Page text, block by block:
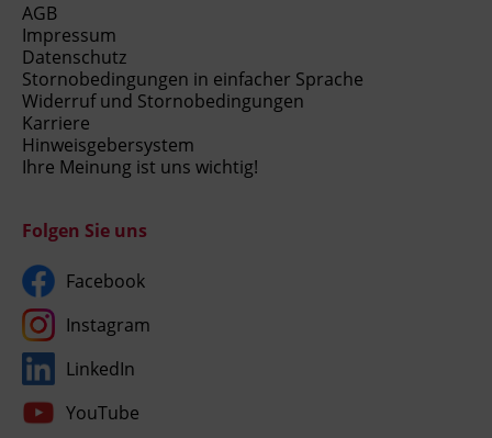
AGB
Impressum
Datenschutz
Stornobedingungen in einfacher Sprache
Widerruf und Stornobedingungen
Karriere
Hinweisgebersystem
Ihre Meinung ist uns wichtig!
Folgen Sie uns
Facebook
Instagram
LinkedIn
YouTube